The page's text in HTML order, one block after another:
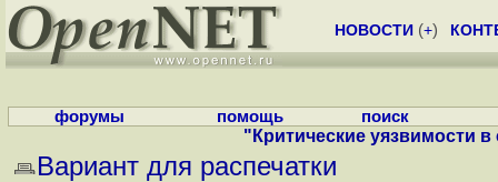
НОВОСТИ (+)
форумы помощь поиск
"Критические уязвимости
Вариант для распечатки